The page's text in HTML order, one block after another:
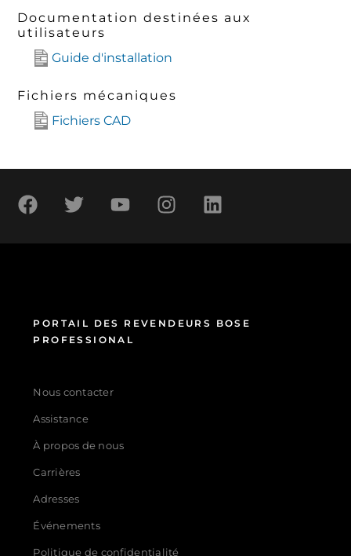
Documentation destinées aux
utilisateurs
Guide d'installation
Fichiers mécaniques
Fichiers CAD
PORTAIL DES REVENDEURS BOSE
PROFESSIONAL
Nous contacter
Assistance
À propos de nous
Carrières
Adresses
Événements
Politique de confidentialité